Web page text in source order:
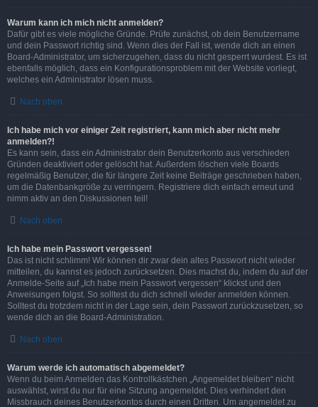
Warum kann ich mich nicht anmelden?
Dafür gibt es viele mögliche Gründe. Prüfe zunächst, ob dein Benutzername
und dein Passwort richtig sind. Wenn dies der Fall ist, wende dich an einen
Board-Administrator, um sicherzugehen, dass du nicht gesperrt wurdest. Es ist
ebenfalls möglich, dass ein Konfigurationsproblem mit der Website vorliegt,
welches ein Administrator lösen muss.
Nach oben
Ich habe mich vor einiger Zeit registriert, kann mich aber nicht mehr
anmelden?!
Es kann sein, dass ein Administrator dein Benutzerkonto aus verschieden
Gründen deaktiviert oder gelöscht hat. Außerdem löschen viele Boards
regelmäßig Benutzer, die für längere Zeit keine Beiträge geschrieben haben,
um die Datenbankgröße zu verringern. Registriere dich einfach erneut und
nimm aktiv an den Diskussionen teil!
Nach oben
Ich habe mein Passwort vergessen!
Das ist nicht schlimm! Wir können dir zwar dein altes Passwort nicht wieder
mitteilen, du kannst es jedoch zurücksetzen. Dies machst du, indem du auf der
Anmelde-Seite auf „Ich habe mein Passwort vergessen“ klickst und den
Anweisungen folgst. So solltest du dich schnell wieder anmelden können.
Solltest du trotzdem nicht in der Lage sein, dein Passwort zurückzusetzen, so
wende dich an die Board-Administration.
Nach oben
Warum werde ich automatisch abgemeldet?
Wenn du beim Anmelden das Kontrollkästchen „Angemeldet bleiben“ nicht
auswählst, wirst du nur für eine Sitzung angemeldet. Dies verhindert den
Missbrauch deines Benutzerkontos durch einen Dritten. Um angemeldet zu